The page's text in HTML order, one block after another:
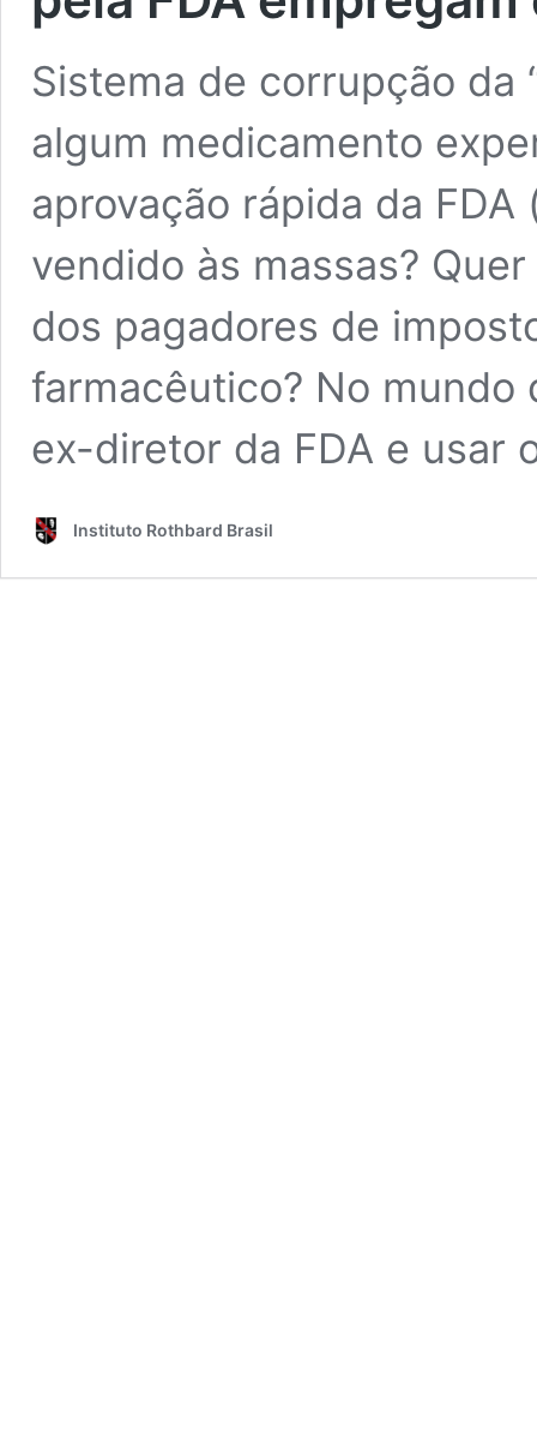
Sistema de corrupção
algum medicamento
aprovação rápida da
vendido às massas?
dos pagadores de
farmacêutico? No
ex-diretor da FDA e usar
Instituto Rothbard Brasil